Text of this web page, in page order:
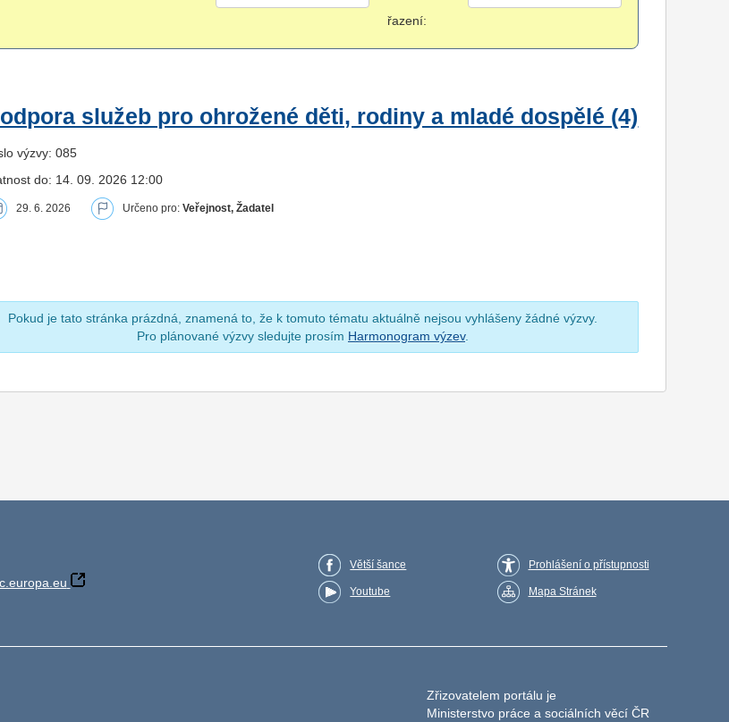
řazení:
služeb pro ohrožené děti, rodiny a mladé dospělé (4)
výzvy: 085
do: 14. 09. 2026 12:00
29. 6. 2026 Určeno pro:Veřejnost, Žadatel
Pokud je tato stránka prázdná, znamená to, že k tomuto tématu aktuálně nejsou vyhlášeny žádné výzvy.
Pro plánované výzvy sledujte prosím Harmonogram výzev.
Větší šance
Youtube
Prohlášení o přístupnosti
Mapa Stránek
Zřizovatelem portálu je
Ministerstvo práce a sociálních věcí ČR